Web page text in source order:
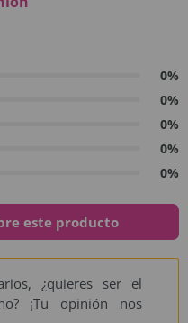
0%
0%
0%
0%
0%
este producto
¿quieres ser el
¡Tu opinión nos